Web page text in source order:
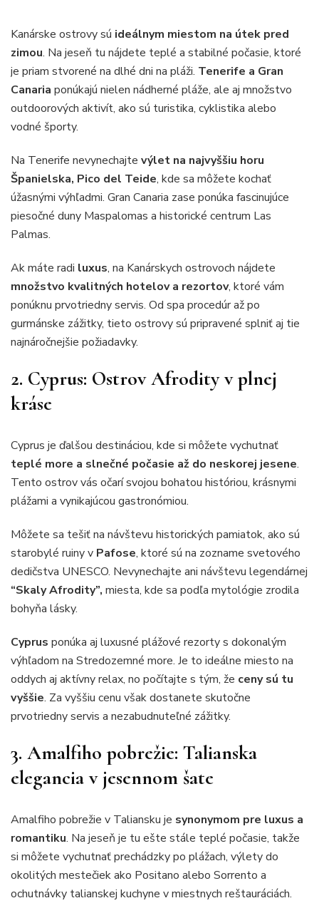
Kanárske ostrovy sú ideálnym miestom na útek pred
zimou. Na jeseň tu nájdete teplé a stabilné počasie, ktoré
je priam stvorené na dlhé dni na pláži. Tenerife a Gran
Canaria ponúkajú nielen nádherné pláže, ale aj množstvo
outdoorových aktivít, ako sú turistika, cyklistika alebo
vodné športy.
Na Tenerife nevynechajte výlet na najvyššiu horu
Španielska, Pico del Teide, kde sa môžete kochať
úžasnými výhľadmi. Gran Canaria zase ponúka fascinujúce
piesočné duny Maspalomas a historické centrum Las
Palmas.
Ak máte radi luxus, na Kanárskych ostrovoch nájdete
množstvo kvalitných hotelov a rezortov, ktoré vám
ponúknu prvotriedny servis. Od spa procedúr až po
gurmánske zážitky, tieto ostrovy sú pripravené splniť aj tie
najnáročnejšie požiadavky.
2. Cyprus: Ostrov Afrodity v plnej
kráse
Cyprus je ďalšou destináciou, kde si môžete vychutnať
teplé more a slnečné počasie až do neskorej jesene.
Tento ostrov vás očarí svojou bohatou históriou, krásnymi
plážami a vynikajúcou gastronómiou.
Môžete sa tešiť na návštevu historických pamiatok, ako sú
starobylé ruiny v Pafose, ktoré sú na zozname svetového
dedičstva UNESCO. Nevynechajte ani návštevu legendárnej
“Skaly Afrodity”, miesta, kde sa podľa mytológie zrodila
bohyňa lásky.
Cyprus ponúka aj luxusné plážové rezorty s dokonalým
výhľadom na Stredozemné more. Je to ideálne miesto na
oddych aj aktívny relax, no počítajte s tým, že ceny sú tu
vyššie. Za vyššiu cenu však dostanete skutočne
prvotriedny servis a nezabudnuteľné zážitky.
3. Amalfiho pobrežie: Talianska
elegancia v jesennom šate
Amalfiho pobrežie v Taliansku je synonymom pre luxus a
romantiku. Na jeseň je tu ešte stále teplé počasie, takže
si môžete vychutnať prechádzky po plážach, výlety do
okolitých mestečiek ako Positano alebo Sorrento a
ochutnávky talianskej kuchyne v miestnych reštauráciách.